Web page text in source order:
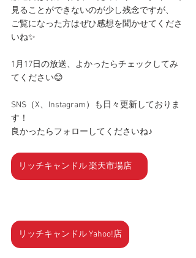
見ることができないのが少し残念ですが、
ご覧になった方はぜひ感想を聞かせてくださ
いね✨
1月17日の放送、よかったらチェックしてみ
てください😊
SNS（X、Instagram）も日々更新しておりま
す！
良かったらフォローしてくださいね♪
リッチキャンドル 楽天市場店
リッチキャンドル Yahoo!店